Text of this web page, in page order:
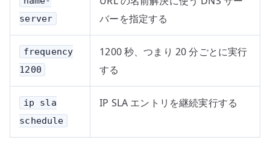
server
バーを指定する
frequency
1200
1200 秒、つまり 20 分ごとに実行
する
ip sla
schedule
IP SLA エントリを継続実行する